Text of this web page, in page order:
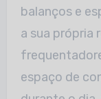
balanços e
a sua própria
espaço de